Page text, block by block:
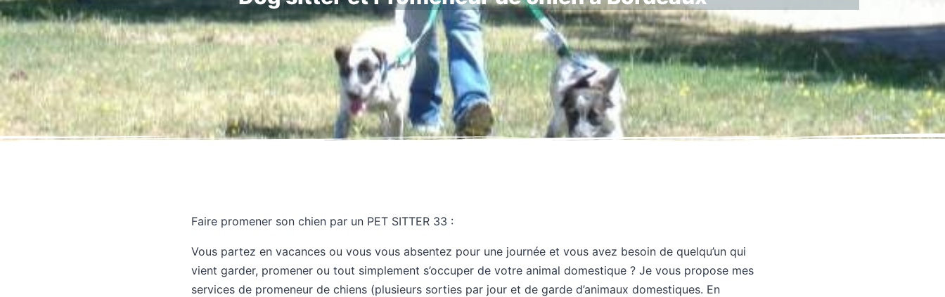
Faire promener son chien par un PET SITTER 33 :
Vous partez en vacances ou vous vous absentez pour une journée et vous avez besoin de quelqu’un qui
vient garder, promener ou tout simplement s’occuper de votre animal domestique ? Je vous propose mes
services de promeneur de chiens (plusieurs sorties par jour et de garde d’animaux domestiques. En